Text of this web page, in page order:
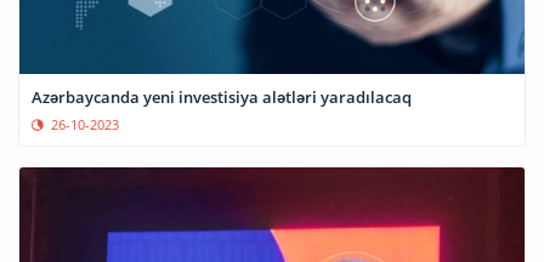
Azərbaycanda yeni investisiya alətləri yaradılacaq
26-10-2023